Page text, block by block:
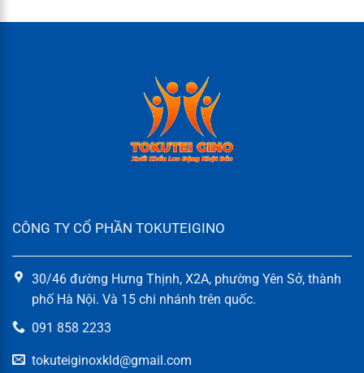
CÔNG TY CỔ PHẦN TOKUTEIGINO
30/46 đường Hưng Thịnh, X2A, phường Yên Sở, thành
phố Hà Nội. Và 15 chi nhánh trên quốc.
091 858 2233
tokuteiginoxkld@gmail.com